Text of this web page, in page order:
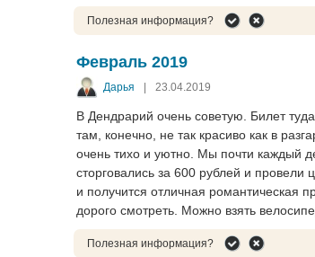
Полезная информация?
Февраль 2019
Дарья | 23.04.2019
В Дендрарий очень советую. Билет
там, конечно, не так красиво как в
очень тихо и уютно. Мы почти каждый
сторговались за 600 рублей и
и получится отличная романтическая
дорого смотреть. Можно взять
Полезная информация?